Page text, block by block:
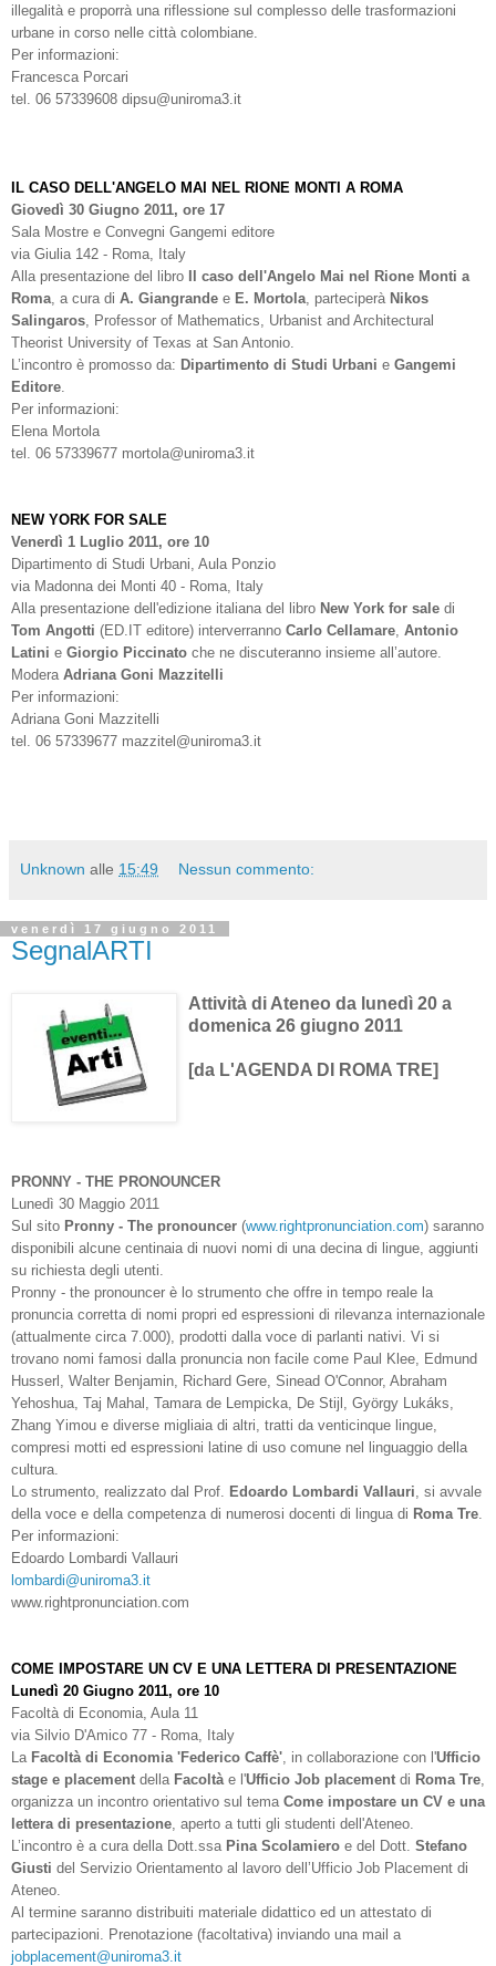
illegalità e proporrà una riflessione sul complesso delle trasformazioni
urbane in corso nelle città colombiane.
Per informazioni:
Francesca Porcari
tel. 06 57339608 dipsu@uniroma3.it
IL CASO DELL'ANGELO MAI NEL RIONE MONTI A ROMA
Giovedì 30 Giugno 2011, ore 17
Sala Mostre e Convegni Gangemi editore
via Giulia 142 - Roma, Italy
Alla presentazione del libro
Il caso dell'Angelo Mai nel Rione Monti a
Roma , a cura di A. Giangrande e E. Mortola , parteciperà Nikos
Salingaros , Professor of Mathematics, Urbanist and Architectural
Theorist University of Texas at San Antonio.
L’incontro è promosso da: Dipartimento di Studi Urbani e Gangemi
Editore
Per informazioni:
Elena Mortola
tel. 06 57339677 mortola@uniroma3.it
NEW YORK FOR SALE
Venerdì 1 Luglio 2011, ore 10
Dipartimento di Studi Urbani, Aula Ponzio
via Madonna dei Monti 40 - Roma, Italy
Alla presentazione dell'edizione italiana del libro New York for sale di
Tom Angotti (ED.IT editore) interverranno Carlo Cellamare Antonio
Latini e Giorgio Piccinato che ne discuteranno insieme all’autore.
Modera Adriana Goni Mazzitelli
Per informazioni:
Adriana Goni Mazzitelli
tel. 06 57339677 mazzitel@uniroma3.it
Unknown alle 15:49 Nessun commento:
venerdì 17 giugno 2011
SegnalARTI
Attività di Ateneo da lunedì 20 a
domenica 26 giugno 2011
[da L'AGENDA DI ROMA TRE]
PRONNY - THE PRONOUNCER
Lunedì 30 Maggio 2011
Sul sito Pronny - The pronouncer (www.rightpronunciation.com) saranno
disponibili alcune centinaia di nuovi nomi di una decina di lingue, aggiunti
su richiesta degli utenti.
Pronny - the pronouncer è lo strumento che offre in tempo reale la
pronuncia corretta di nomi propri ed espressioni di rilevanza internazionale
(attualmente circa 7.000), prodotti dalla voce di parlanti nativi. Vi si
trovano nomi famosi dalla pronuncia non facile come Paul Klee, Edmund
Husserl, Walter Benjamin, Richard Gere, Sinead O'Connor, Abraham
Yehoshua, Taj Mahal, Tamara de Lempicka, De Stijl, György Lukáks,
Zhang Yimou e diverse migliaia di altri, tratti da venticinque lingue,
compresi motti ed espressioni latine di uso comune nel linguaggio della
cultura.
Lo strumento, realizzato dal Prof. Edoardo Lombardi Vallauri , si avvale
della voce e della competenza di numerosi docenti di lingua di Roma Tre
Per informazioni:
Edoardo Lombardi Vallauri
lombardi@uniroma3.it
www.rightpronunciation.com
COME IMPOSTARE UN CV E UNA LETTERA DI PRESENTAZIONE
Lunedì 20 Giugno 2011, ore 10
Facoltà di Economia, Aula 11
via Silvio D'Amico 77 - Roma, Italy
La Facoltà di Economia 'Federico Caffè' , in collaborazione con l'Ufficio
stage e placement della Facoltà e l'Ufficio Job placement di Roma Tre
organizza un incontro orientativo sul tema Come impostare un CV e una
lettera di presentazione , aperto a tutti gli studenti dell'Ateneo.
L’incontro è a cura della Dott.ssa Pina Scolamiero e del Dott. Stefano
Giusti del Servizio Orientamento al lavoro dell’Ufficio Job Placement di
Ateneo.
Al termine saranno distribuiti materiale didattico ed un attestato di
partecipazioni. Prenotazione (facoltativa) inviando una mail a
jobplacement@uniroma3.it